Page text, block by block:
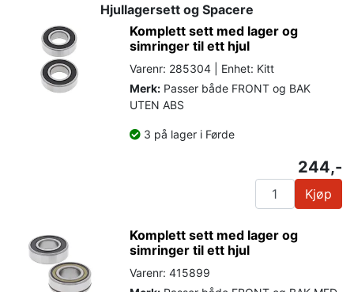
Hjullagersett og Spacere
Komplett sett med lager og
simringer til ett hjul
Varenr: 285304 | Enhet: Kitt
Merk: Passer både FRONT og BAK
UTEN ABS
3 på lager i Førde
244,-
Kjøp
Komplett sett med lager og
simringer til ett hjul
Varenr: 415899